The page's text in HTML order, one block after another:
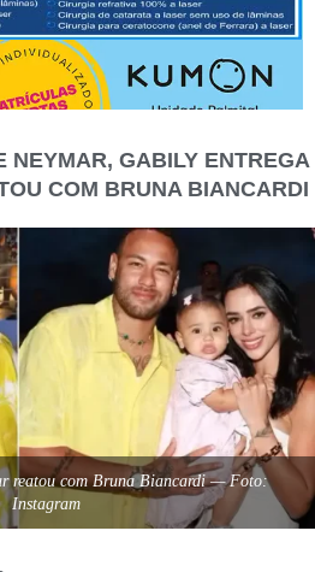
NEYMAR, GABILY ENTREGA
COM BRUNA BIANCARDI
reatou com Bruna Biancardi — Foto:
Instagram